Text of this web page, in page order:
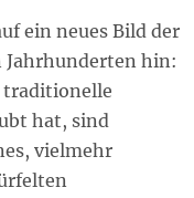
ein neues Bild der
Jahrhunderten hin:
traditionelle
hat, sind
vielmehr